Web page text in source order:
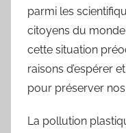
parmi les
citoyens du
cette situation
raisons d’espérer
pour préserver
La pollution